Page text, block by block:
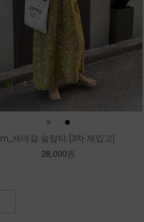
● ●
m_세네갈 슬랍티 [3차 재입고]
28,000원